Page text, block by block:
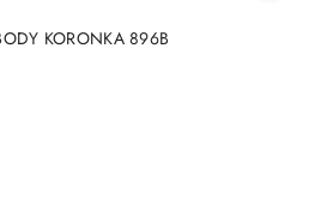
KORONKA 896B